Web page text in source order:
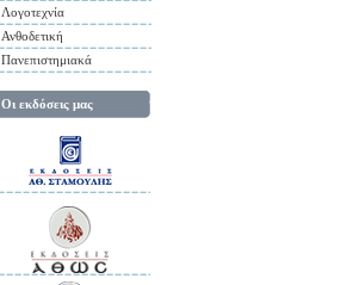
Λογοτεχνία
Ανθοδετική
Πανεπιστημιακά
Οι εκδόσεις μας